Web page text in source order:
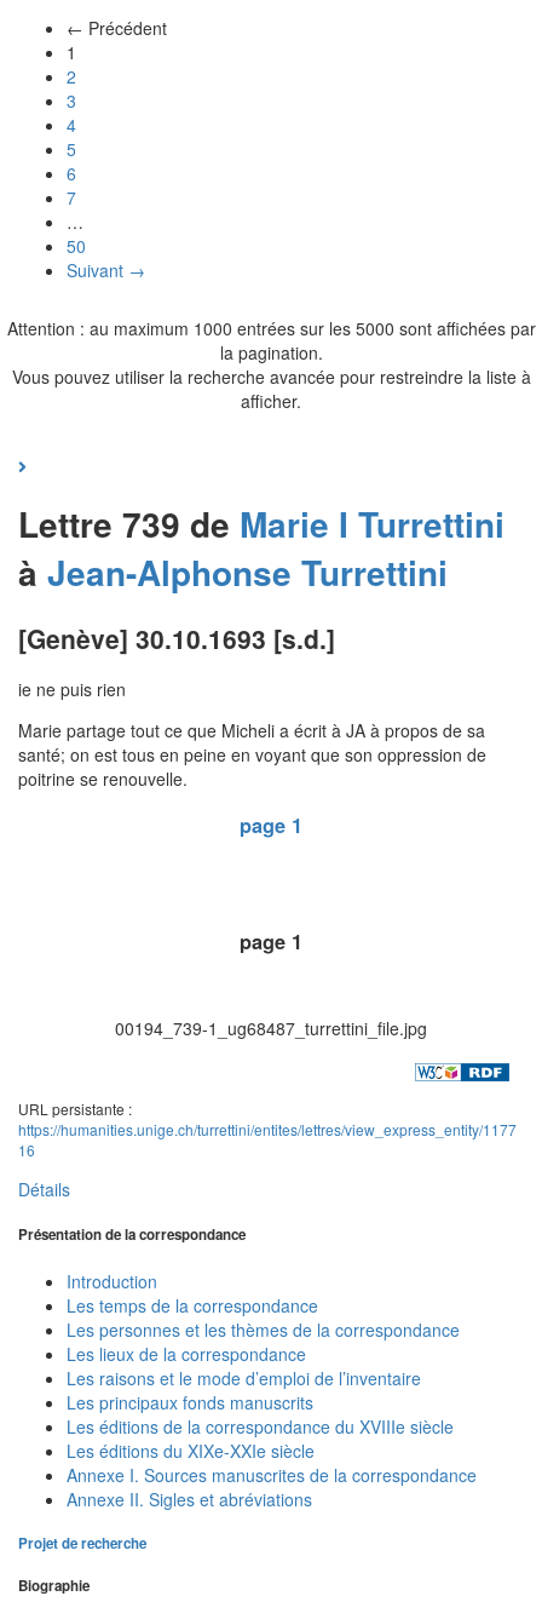
← Précédent
1
2
3
4
5
6
7
…
50
Suivant →
Attention : au maximum 1000 entrées sur les 5000 sont affichées par
la pagination.
Vous pouvez utiliser la recherche avancée pour restreindre la liste à
afficher.
Lettre 739 de Marie I Turrettini
à Jean-Alphonse Turrettini
[Genève] 30.10.1693 [s.d.]
ie ne puis rien
Marie partage tout ce que Micheli a écrit à JA à propos de sa
santé; on est tous en peine en voyant que son oppression de
poitrine se renouvelle.
page 1
page 1
00194_739-1_ug68487_turrettini_file.jpg
URL persistante :
https://humanities.unige.ch/turrettini/entites/lettres/view_express_entity/1177
16
Détails
Présentation de la correspondance
Introduction
Les temps de la correspondance
Les personnes et les thèmes de la correspondance
Les lieux de la correspondance
Les raisons et le mode d’emploi de l’inventaire
Les principaux fonds manuscrits
Les éditions de la correspondance du XVIIIe siècle
Les éditions du XIXe-XXIe siècle
Annexe I. Sources manuscrites de la correspondance
Annexe II. Sigles et abréviations
Projet de recherche
Biographie